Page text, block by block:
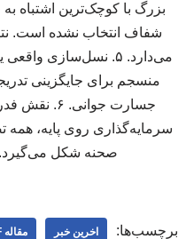
شفاف انتخاب نشده است.
می‌دارد. ۵. نسل‌سازی
منسجم برای جایگزینی
جسارت
سرمایه‌گذاری روی پایه،
صحنه شکل می‌گیرد.
برچسب‌ها: اخرین خبر مقاله PDF